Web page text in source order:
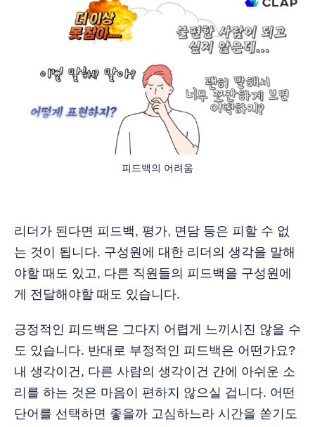
피드백의 어려움
리더가 된다면 피드백, 평가, 면담 등은 피할 수 없
는 것이 됩니다. 구성원에 대한 리더의 생각을 말해
야할 때도 있고, 다른 직원들의 피드백을 구성원에
게 전달해야할 때도 있습니다.
긍정적인 피드백은 그다지 어렵게 느끼시진 않을 수
도 있습니다. 반대로 부정적인 피드백은 어떤가요?
내 생각이건, 다른 사람의 생각이건 간에 아쉬운 소
리를 하는 것은 마음이 편하지 않으실 겁니다. 어떤
단어를 선택하면 좋을까 고심하느라 시간을 쏟기도